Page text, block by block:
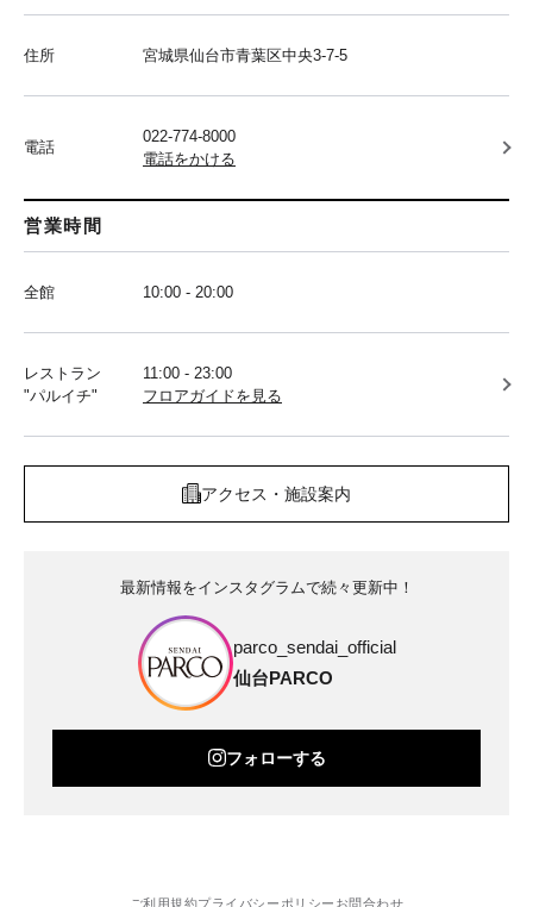
住所 宮城県仙台市青葉区中央3-7-5
電話
022-774-8000
電話をかける
営業時間
全館 10:00 - 20:00
レストラン
"パルイチ"
11:00 - 23:00
フロアガイドを見る
アクセス・施設案内
最新情報をインスタグラムで続々更新中！
parco_sendai_official
仙台PARCO
フォローする
ご利用規約プライバシーポリシー お問合わせ